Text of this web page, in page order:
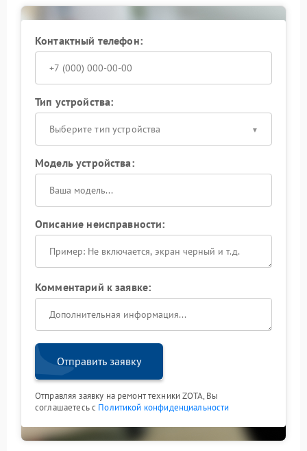
индикаторов;
тестируют систему оповещения на разных режимах
работы;
анализируют состояние электронных компонентов,
отвечающих за звук;
убеждаются, что остальные функции ИБП
функционируют штатно.
Избавьтесь от раздражающего звука и верните ИБП
надежность — доверьте ремонт Zota
профессионалам. Запишитесь на обслуживание
прямо сейчас!
Контактный телефон:
Тип устройства:
Выберите тип устройства
Модель устройства:
Описание неисправности:
Комментарий к заявке:
Отправить заявку
Отправляя заявку на ремонт техники ZOTA, Вы
соглашаетесь с Политикой конфиденциальности